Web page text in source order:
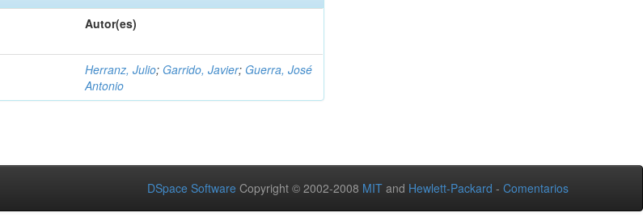
Autor(es)
Herranz, Julio; Garrido, Javier; Guerra, José
Antonio
DSpace Software Copyright © 2002-2008 MIT and Hewlett-Packard - Comentarios